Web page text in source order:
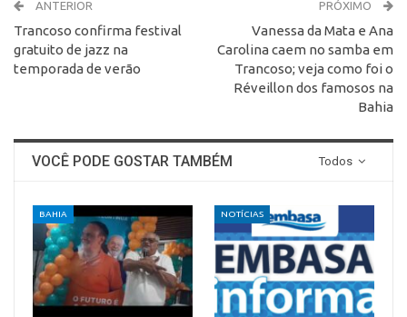
ANTERIOR
Trancoso confirma festival
gratuito de jazz na
temporada de verão
PRÓXIMO
Vanessa da Mata e Ana
Carolina caem no samba em
Trancoso; veja como foi o
Réveillon dos famosos na
Bahia
Todos
VOCÊ PODE GOSTAR TAMBÉM
BAHIA NOTÍCIAS